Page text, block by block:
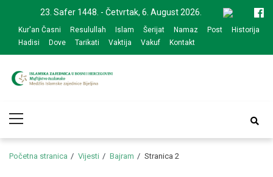
navigation
content
23. Safer 1448. - Četvrtak, 6. August 2026.
Kur'an Časni Resulullah Islam Šerijat Namaz Post
Historija
Hadisi
Dove Tarikati Vaktija Vakuf Kontakt
zajednice Bijeljina
Menu
Početna stranica Vijesti Bajram Stranica 2